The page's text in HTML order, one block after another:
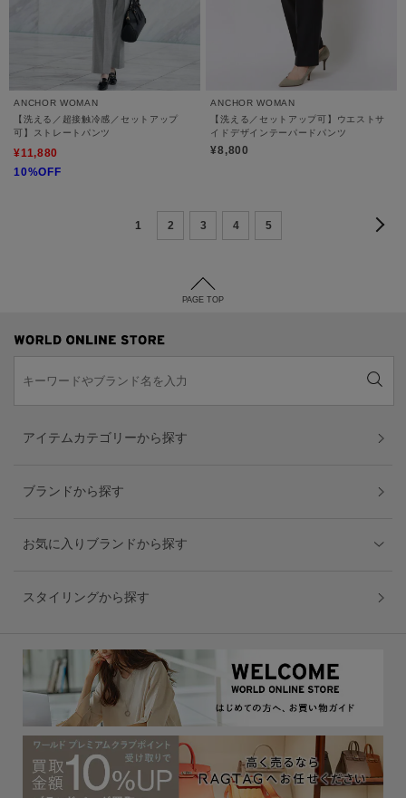
ANCHOR WOMAN
【洗える／超接触冷感／セットアップ
可】ストレートパンツ
¥11,880
10%OFF
ANCHOR WOMAN
【洗える／セットアップ可】ウエストサ
イドデザインテーパードパンツ
¥8,800
1 2 3 4 5
PAGE TOP
アイテムカテゴリーから探す
ブランドから探す
お気に入りブランドから探す
スタイリングから探す